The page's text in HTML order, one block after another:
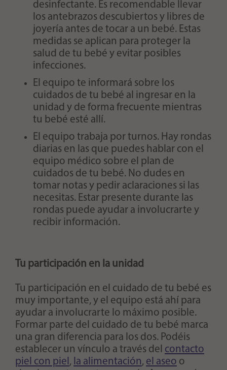
desinfectante. Es recomendable llevar
los antebrazos descubiertos y libres de
joyería antes de tocar a un bebé. Estas
medidas se aplican para proteger la
salud de tu bebé y evitar posibles
infecciones.
El equipo te informará sobre los
cuidados de tu bebé al ingresar en la
unidad y de forma frecuente mientras
tu bebé esté allí.
El equipo trabaja por turnos. Hay rondas
diarias en las que puedes hablar con el
equipo médico sobre el plan de
cuidados de tu bebé. No dudes en
tomar notas y pedir aclaraciones si las
necesitas. Estar presente durante las
rondas puede ayudar a involucrarte y
recibir información.
Tu participación en la unidad
Tu participación en el cuidado de tu bebé es
muy importante, y el equipo está ahí para
ayudar a involucrarte lo máximo posible.
Formar parte del cuidado de tu bebé marca
una gran diferencia para los dos. Podéis
establecer un vínculo a través del contacto
piel con piel , la alimentación, el aseo o